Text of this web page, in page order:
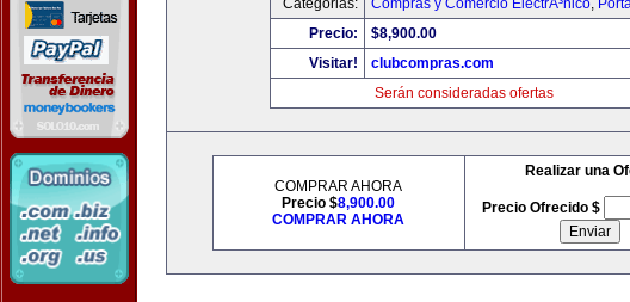
Categorias:
Compras y Comercio ElectrÃ³nico,
Precio:
$8,900.00
Visitar!
clubcompras.com
Serán consideradas ofertas
COMPRAR AHORA
Precio $8,900.00
COMPRAR AHORA
Realizar una
Precio Ofrecido $